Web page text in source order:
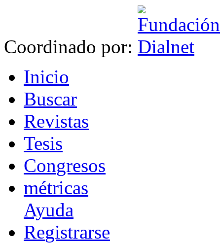
Coordinado por:
Inicio
Buscar
Revistas
Tesis
Congresos
métricas
Ayuda
Registrarse